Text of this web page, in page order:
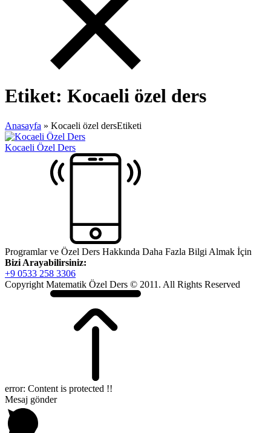
Etiket: Kocaeli özel ders
Anasayfa » Kocaeli özel dersEtiketi
Kocaeli Özel Ders
Programlar ve Özel Ders Hakkında Daha Fazla Bilgi Almak İçin
Bizi Arayabilirsiniz:
+9 0533 258 3306
Copyright Matematik Özel Ders © 2011. All Rights Reserved
error: Content is protected !!
Mesaj gönder